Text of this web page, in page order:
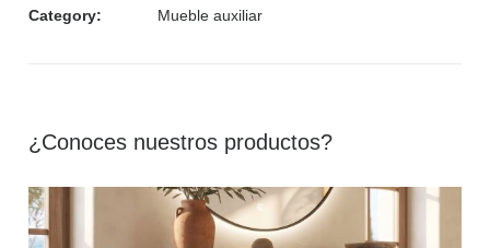
Category: Mueble auxiliar
¿Conoces nuestros productos?